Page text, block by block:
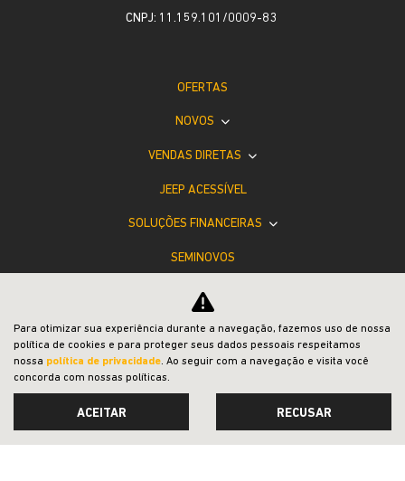
CNPJ: 11.159.101/0009-83
OFERTAS
NOVOS
VENDAS DIRETAS
JEEP ACESSÍVEL
SOLUÇÕES FINANCEIRAS
SEMINOVOS
SHOWROOM VIRTUAL
PÓS-VENDAS
INSTITUCIONAL
Para otimizar sua experiência durante a navegação, fazemos uso de nossa
política de cookies e para proteger seus dados pessoais respeitamos
nossa política de privacidade. Ao seguir com a navegação e visita você
concorda com nossas políticas.
ACEITAR RECUSAR